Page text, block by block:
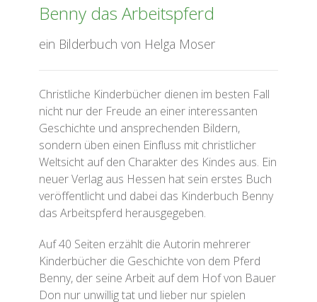
Benny das Arbeitspferd
ein Bilderbuch von Helga Moser
Christliche Kinderbücher dienen im besten Fall
nicht nur der Freude an einer interessanten
Geschichte und ansprechenden Bildern,
sondern üben einen Einfluss mit christlicher
Weltsicht auf den Charakter des Kindes aus. Ein
neuer Verlag aus Hessen hat sein erstes Buch
veröffentlicht und dabei das Kinderbuch Benny
das Arbeitspferd herausgegeben.
Auf 40 Seiten erzählt die Autorin mehrerer
Kinderbücher die Geschichte von dem Pferd
Benny, der seine Arbeit auf dem Hof von Bauer
Don nur unwillig tat und lieber nur spielen